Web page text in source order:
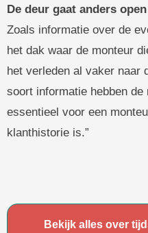
De deur gaat anders
Zoals informatie over de
het dak waar de monteur
het verleden al vaker naar
soort informatie hebben
essentieel voor een
klanthistorie is.”
Bekijk alles over